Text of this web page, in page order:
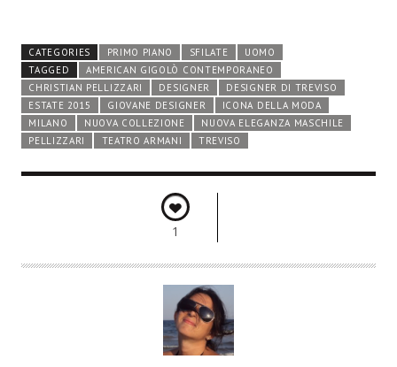
CATEGORIES PRIMO PIANO SFILATE
UOMO
TAGGED
AMERICAN GIGOLÒ CONTEMPORANEO
CHRISTIAN PELLIZZARI
DESIGNER
DESIGNER DI TREVISO
ESTATE 2015
GIOVANE DESIGNER
ICONA DELLA MODA
MILANO
NUOVA COLLEZIONE
NUOVA ELEGANZA MASCHILE
PELLIZZARI
TEATRO ARMANI TREVISO
1